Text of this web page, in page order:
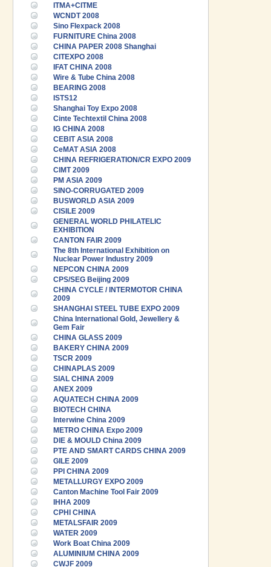
ITMA+CITME
WCNDT 2008
Sino Flexpack 2008
FURNITURE China 2008
CHINA PAPER 2008 Shanghai
CITEXPO 2008
IFAT CHINA 2008
Wire & Tube China 2008
BEARING 2008
ISTS12
Shanghai Toy Expo 2008
Cinte Techtextil China 2008
IG CHINA 2008
CEBIT ASIA 2008
CeMAT ASIA 2008
CHINA REFRIGERATION/CR EXPO 2009
CIMT 2009
PM ASIA 2009
SINO-CORRUGATED 2009
BUSWORLD ASIA 2009
CISILE 2009
GENERAL WORLD PHILATELIC
EXHIBITION
CANTON FAIR 2009
The 8th International Exhibition on
Nuclear Power Industry 2009
NEPCON CHINA 2009
CPS/SEG Beijing 2009
CHINA CYCLE / INTERMOTOR CHINA
2009
SHANGHAI STEEL TUBE EXPO 2009
China International Gold, Jewellery &
Gem Fair
CHINA GLASS 2009
BAKERY CHINA 2009
TSCR 2009
CHINAPLAS 2009
SIAL CHINA 2009
ANEX 2009
AQUATECH CHINA 2009
BIOTECH CHINA
Interwine China 2009
METRO CHINA Expo 2009
DIE & MOULD China 2009
PTE AND SMART CARDS CHINA 2009
GILE 2009
PPI CHINA 2009
METALLURGY EXPO 2009
Canton Machine Tool Fair 2009
IHHA 2009
CPHI CHINA
METALSFAIR 2009
WATER 2009
Work Boat China 2009
ALUMINIUM CHINA 2009
CWJF 2009